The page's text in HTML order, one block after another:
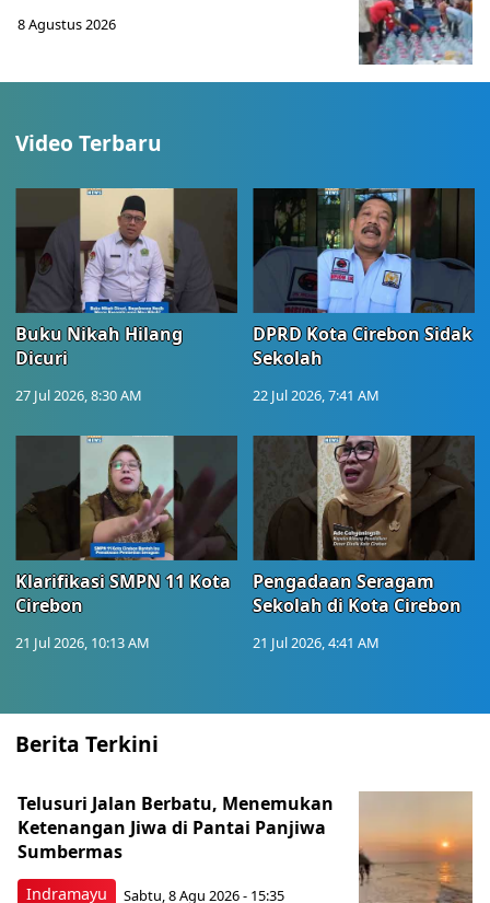
8 Agustus 2026
Video Terbaru
Buku Nikah Hilang
Dicuri
27 Jul 2026, 8:30 AM
DPRD Kota Cirebon Sidak
Sekolah
22 Jul 2026, 7:41 AM
Klarifikasi SMPN 11 Kota
Cirebon
21 Jul 2026, 10:13 AM
Pengadaan Seragam
Sekolah di Kota Cirebon
21 Jul 2026, 4:41 AM
Berita Terkini
Indramayu
Telusuri Jalan Berbatu, Menemukan
Ketenangan Jiwa di Pantai Panjiwa
Sumbermas
Sabtu, 8 Agu 2026 - 15:35